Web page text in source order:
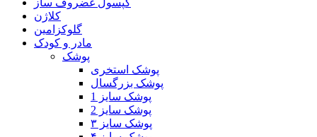
کپسول غضروف ساز
کلاژن
گلوکزامین
مادر و کودک
پوشک
پوشک استخری
پوشک بزرگسال
پوشک سایز 1
پوشک سایز 2
پوشک سایز ۳